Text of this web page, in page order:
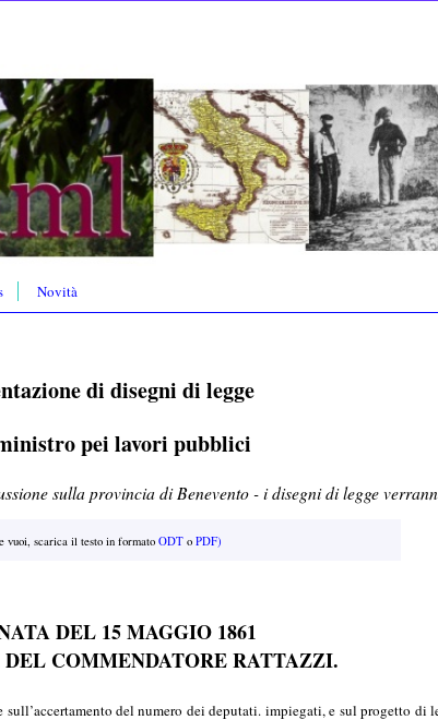
Novità
di disegni di legge
pei lavori pubblici
sulla provincia di Benevento - i disegni di legge
vuoi, scarica il testo in formato ODTo PDF)
DEL 15 MAGGIO 1861
DEL COMMENDATORE RATTAZZI.
del numero dei deputati. impiegati, e sul progetto di